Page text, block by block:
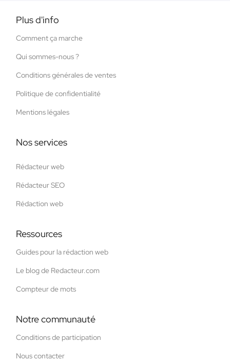
Plus d'info
Comment ça marche
Qui sommes-nous ?
Conditions générales de ventes
Politique de confidentialité
Mentions légales
Nos services
Rédacteur web
Rédacteur SEO
Rédaction web
Ressources
Guides pour la rédaction web
Le blog de Redacteur.com
Compteur de mots
Notre communauté
Conditions de participation
Nous contacter